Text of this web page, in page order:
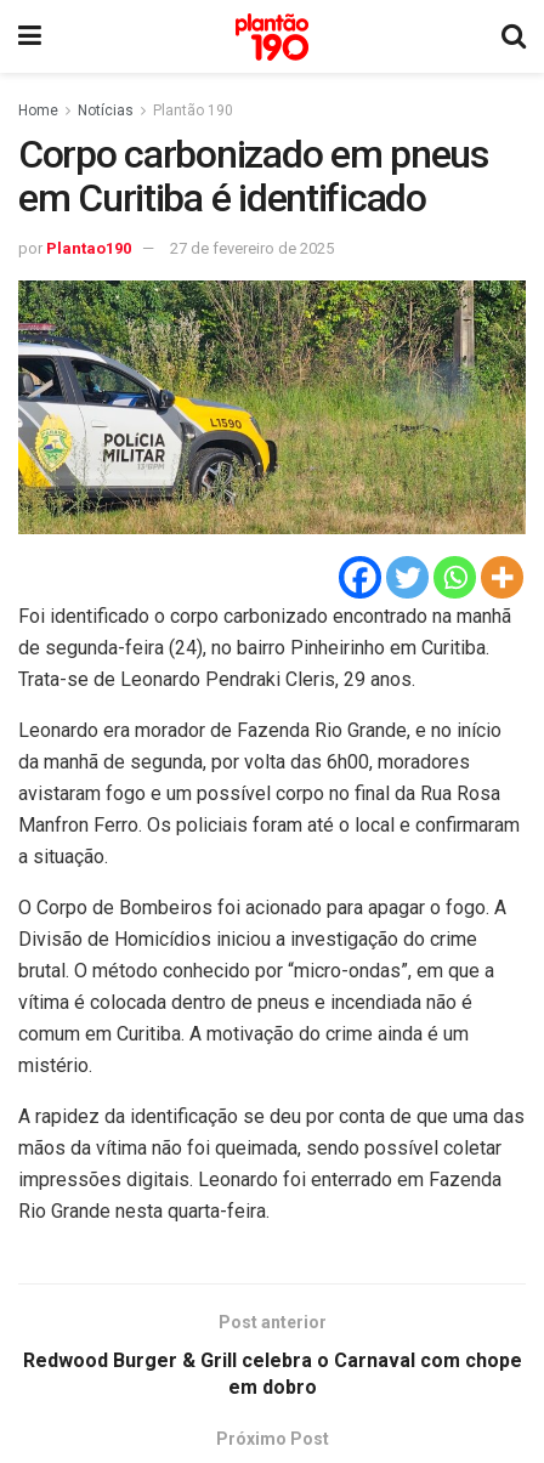
Home Notícias Plantão 190
Corpo carbonizado em pneus
em Curitiba é identificado
por Plantao190 27 de fevereiro de 2025
Foi identificado o corpo carbonizado encontrado na manhã
de segunda-feira (24), no bairro Pinheirinho em Curitiba.
Trata-se de Leonardo Pendraki Cleris, 29 anos.
Leonardo era morador de Fazenda Rio Grande, e no início
da manhã de segunda, por volta das 6h00, moradores
avistaram fogo e um possível corpo no final da Rua Rosa
Manfron Ferro. Os policiais foram até o local e confirmaram
a situação.
O Corpo de Bombeiros foi acionado para apagar o fogo. A
Divisão de Homicídios iniciou a investigação do crime
brutal. O método conhecido por “micro-ondas”, em que a
vítima é colocada dentro de pneus e incendiada não é
comum em Curitiba. A motivação do crime ainda é um
mistério.
A rapidez da identificação se deu por conta de que uma das
mãos da vítima não foi queimada, sendo possível coletar
impressões digitais. Leonardo foi enterrado em Fazenda
Rio Grande nesta quarta-feira.
Post anterior
Redwood Burger & Grill celebra o Carnaval com chope
em dobro
Próximo Post